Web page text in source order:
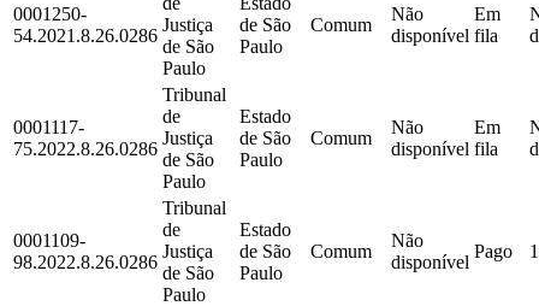
0001250-
54.2021.8.26.0286
Justiça
de São
Paulo
de São
Paulo
Comum
Não
disponível
Em
fila
0001117-
75.2022.8.26.0286
Tribunal
de
Justiça
de São
Paulo
Estado
de São
Paulo
Comum
Não
disponível
Em
fila
0001109-
98.2022.8.26.0286
Tribunal
de
Justiça
de São
Paulo
Estado
de São
Paulo
Comum
Não
disponível
Pago